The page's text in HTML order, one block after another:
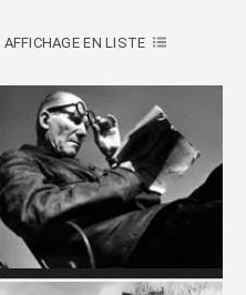
AFFICHAGE EN LISTE
ARCHITECTES